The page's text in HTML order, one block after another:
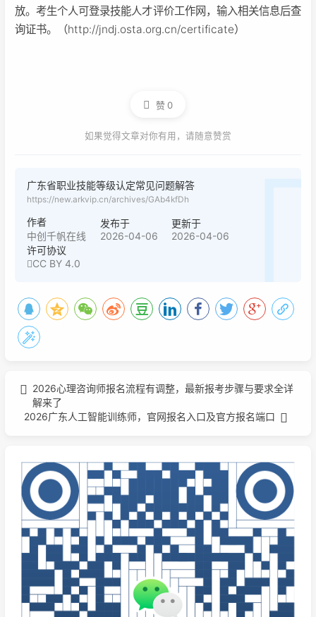
放。考生个人可登录技能人才评价工作网，输入相关信息后查
询证书。（http://jndj.osta.org.cn/certificate）
赞0
如果觉得文章对你有用，请随意赞赏
广东省职业技能等级认定常见问题解答
https://new.arkvip.cn/archives/GAb4kfDh
作者
中创千帆在线
发布于
2026-04-06
更新于
2026-04-06
许可协议
CC BY 4.0
2026心理咨询师报名流程有调整，最新报考步骤与要求全详
解来了
2026广东人工智能训练师，官网报名入口及官方报名端口